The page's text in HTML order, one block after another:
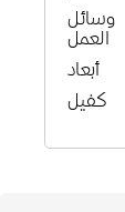
وسائل
العمل
أبعاد
كفيل